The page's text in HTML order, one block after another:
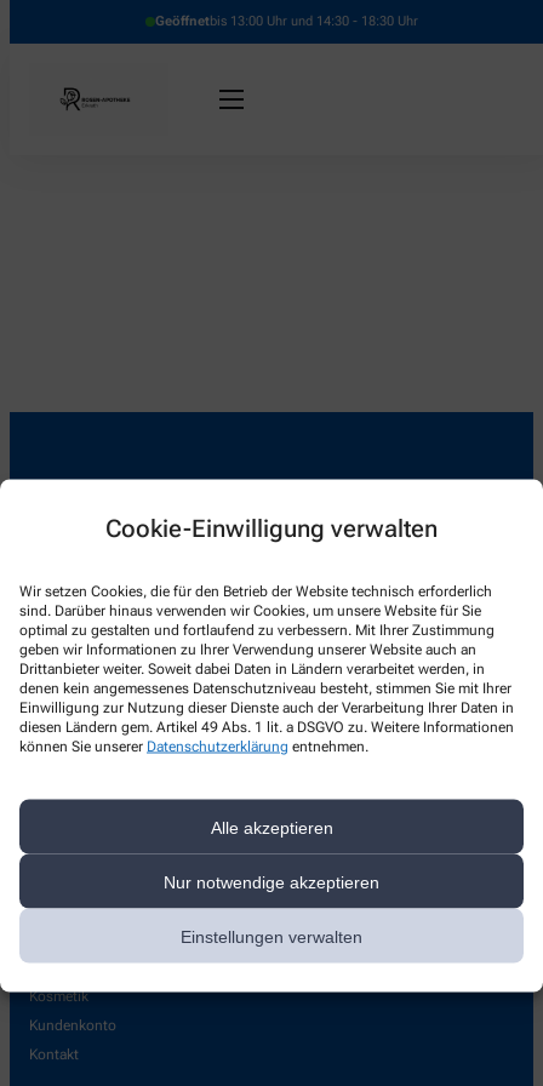
Cookie-Einwilligung verwalten
Wir setzen Cookies, die für den Betrieb der Website technisch erforderlich
sind. Darüber hinaus verwenden wir Cookies, um unsere Website für Sie
optimal zu gestalten und fortlaufend zu verbessern. Mit Ihrer Zustimmung
geben wir Informationen zu Ihrer Verwendung unserer Website auch an
Drittanbieter weiter. Soweit dabei Daten in Ländern verarbeitet werden, in
denen kein angemessenes Datenschutzniveau besteht, stimmen Sie mit Ihrer
Einwilligung zur Nutzung dieser Dienste auch der Verarbeitung Ihrer Daten in
diesen Ländern gem. Artikel 49 Abs. 1 lit. a DSGVO zu. Weitere Informationen
können Sie unserer Datenschutzerklärung entnehmen.
Alle akzeptieren
Nur notwendige akzeptieren
Einstellungen verwalten
Geöffnetbis 13:00 Uhr und 14:30 - 18:30 Uhr
Schubertstr. 14 , 40699 Erkrath
+49-211/24 55 00
+49-211/9 00 71 01
info@rosenapotheke-erkrath.de
Unser Team
Pharmazeutische Dienstleistungen
Milchpumpen und Babywaagen
Kosmetik
Kundenkonto
Kontakt